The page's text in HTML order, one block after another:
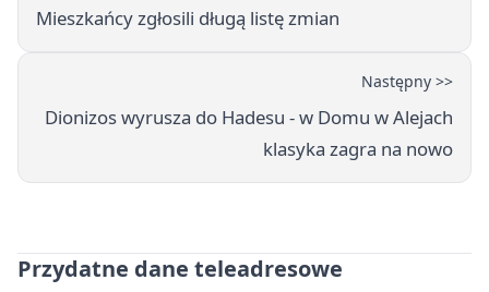
Mieszkańcy zgłosili długą listę zmian
Następny >>
Dionizos wyrusza do Hadesu - w Domu w Alejach
klasyka zagra na nowo
Przydatne dane teleadresowe